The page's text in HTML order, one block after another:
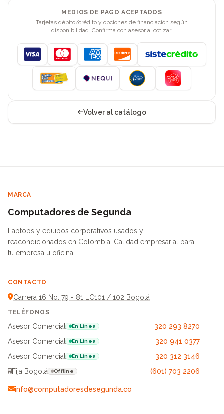
MEDIOS DE PAGO ACEPTADOS
Tarjetas débito/crédito y opciones de financiación según
disponibilidad. Confirma con asesor al cotizar.
Visa MastercardAmerican Express
Discover
Volver al catálogo
MARCA
Computadores de Segunda
Laptops y equipos corporativos usados y
reacondicionados en Colombia. Calidad empresarial para
tu empresa u oficina.
CONTACTO
Carrera 16 No. 79 - 81 LC101 / 102 Bogotá
TELÉFONOS
Asesor Comercial En Línea
320 293 8270
Asesor Comercial
En Línea
320 941 0377
Asesor Comercial
En Línea
320 312 3146
Fija Bogotá
Offline (601) 703 2206
info@computadoresdesegunda.co